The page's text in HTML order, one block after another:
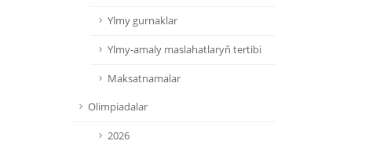
Ylmy gurnaklar
Ylmy-amaly maslahatlaryň tertibi
Maksatnamalar
Olimpiadalar
2026